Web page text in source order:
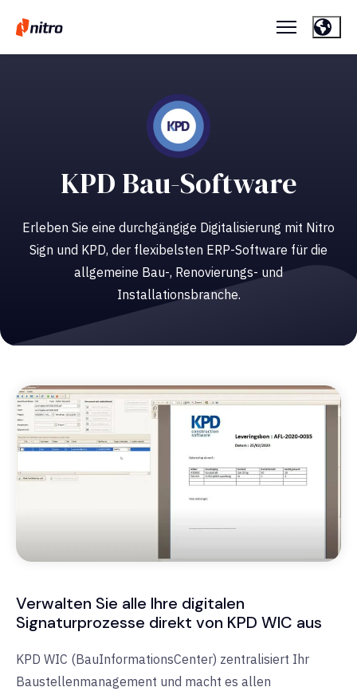
KPD Bau-Software
Erleben Sie eine durchgängige Digitalisierung mit Nitro
Sign und KPD, der flexibelsten ERP-Software für die
allgemeine Bau-, Renovierungs- und
Installationsbranche.
Verwalten Sie alle Ihre digitalen
Signaturprozesse direkt von KPD WIC aus
KPD WIC (BauInformationsCenter) zentralisiert Ihr
Baustellenmanagement und macht es allen